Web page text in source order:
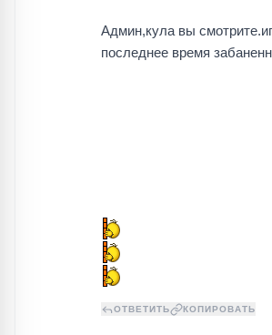
Админ,кула вы
последнее время
ОТВЕТИТЬ КОПИРОВАТЬ